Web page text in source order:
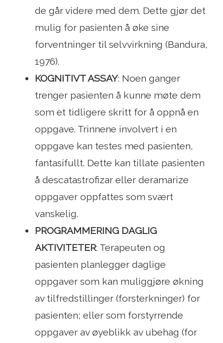
de går videre med dem. Dette gjør det
mulig for pasienten å øke sine
forventninger til selvvirkning (Bandura,
1976).
KOGNITIVT ASSAY: Noen ganger
trenger pasienten å kunne møte dem
som et tidligere skritt for å oppnå en
oppgave. Trinnene involvert i en
oppgave kan testes med pasienten,
fantasifullt. Dette kan tillate pasienten
å descatastrofizar eller deramarize
oppgaver oppfattes som svært
vanskelig.
PROGRAMMERING DAGLIG
AKTIVITETER: Terapeuten og
pasienten planlegger daglige
oppgaver som kan muliggjøre økning
av tilfredstillinger (forsterkninger) for
pasienten; eller som forstyrrende
oppgaver av øyeblikk av ubehag (for